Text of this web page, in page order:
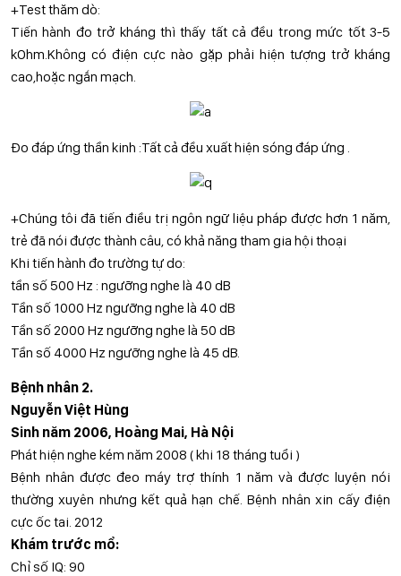
+Test thăm dò:
Tiến hành đo trở kháng thì thấy tất cả đều trong mức tốt 3-5
kOhm.Không có điện cực nào gặp phải hiện tượng trở kháng
cao,hoặc ngắn mạch.
Đo đáp ứng thần kinh :Tất cả đều xuất hiện sóng đáp ứng .
+Chúng tôi đã tiến điều trị ngôn ngữ liệu pháp được hơn 1 năm,
trẻ đã nói được thành câu, có khả năng tham gia hội thoại
Khi tiến hành đo trường tự do:
tần số 500 Hz : ngưỡng nghe là 40 dB
Tần số 1000 Hz ngưỡng nghe là 40 dB
Tần số 2000 Hz ngưỡng nghe là 50 dB
Tần số 4000 Hz ngưỡng nghe là 45 dB.
Bệnh nhân 2.
Nguyễn Việt Hùng
Sinh năm 2006, Hoàng Mai, Hà Nội
Phát hiện nghe kém năm 2008 ( khi 18 tháng tuổi )
Bệnh nhân được đeo máy trợ thính 1 năm và được luyện nói
thường xuyên nhưng kết quả hạn chế. Bệnh nhân xin cấy điện
cực ốc tai. 2012
Khám trước mổ:
Chỉ số IQ: 90